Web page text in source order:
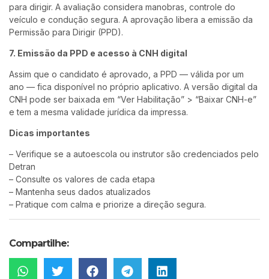
para dirigir. A avaliação considera manobras, controle do
veículo e condução segura. A aprovação libera a emissão da
Permissão para Dirigir (PPD).
7. Emissão da PPD e acesso à CNH digital
Assim que o candidato é aprovado, a PPD — válida por um
ano — fica disponível no próprio aplicativo. A versão digital da
CNH pode ser baixada em “Ver Habilitação” > “Baixar CNH-e”
e tem a mesma validade jurídica da impressa.
Dicas importantes
– Verifique se a autoescola ou instrutor são credenciados pelo
Detran
– Consulte os valores de cada etapa
– Mantenha seus dados atualizados
– Pratique com calma e priorize a direção segura.
Compartilhe: